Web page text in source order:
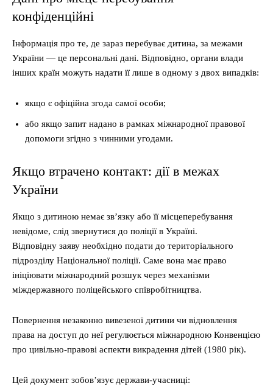
конфіденційні
Інформація про те, де зараз перебуває дитина, за межами
України — це персональні дані. Відповідно, органи влади
інших країн можуть надати її лише в одному з двох випадків:
якщо є офіційна згода самої особи;
або якщо запит надано в рамках міжнародної правової
допомоги згідно з чинними угодами.
Якщо втрачено контакт: дії в межах
України
Якщо з дитиною немає зв’язку або її місцеперебування
невідоме, слід звернутися до поліції в Україні.
Відповідну заяву необхідно подати до територіального
підрозділу Національної поліції. Саме вона має право
ініціювати міжнародний розшук через механізми
міждержавного поліцейського співробітництва.
Повернення незаконно вивезеної дитини чи відновлення
права на доступ до неї регулюється міжнародною Конвенцією
про цивільно-правові аспекти викрадення дітей (1980 рік).
Цей документ зобов’язує держави-учасниці: